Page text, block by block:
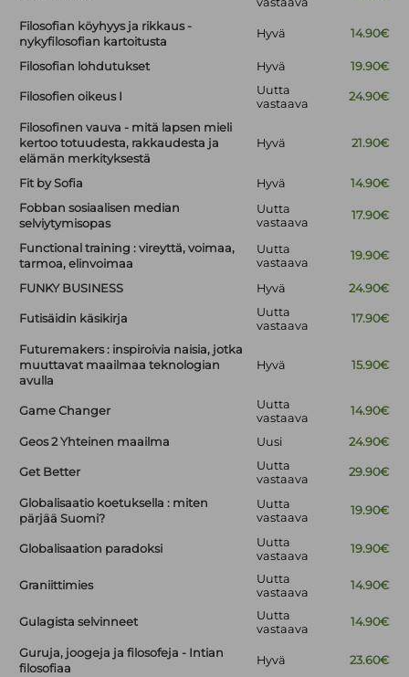
Filosofian köyhyys ja rikkaus -
nykyfilosofian kartoitusta
Hyvä 14.90€
Filosofian lohdutukset Hyvä 19.90€
Filosofien oikeus I
Uutta
vastaava
24.90€
Filosofinen vauva - mitä lapsen mieli
kertoo totuudesta, rakkaudesta ja
elämän merkityksestä
Hyvä 21.90€
Fit by Sofia Hyvä
14.90€
Fobban sosiaalisen median
selviytymisopas
Uutta
vastaava
17.90€
Functional training : vireyttä, voimaa,
tarmoa, elinvoimaa
Uutta
vastaava
19.90€
FUNKY BUSINESS Hyvä 24.90€
Futisäidin käsikirja
Uutta
vastaava
17.90€
Futuremakers : inspiroivia naisia, jotka
muuttavat maailmaa teknologian
avulla
Hyvä 15.90€
Game Changer
Uutta
vastaava
14.90€
Geos 2 Yhteinen maailma Uusi 24.90€
Get Better
Uutta
vastaava
29.90€
Globalisaatio koetuksella : miten
pärjää Suomi?
Uutta
vastaava
19.90€
Globalisaation paradoksi
Uutta
vastaava
19.90€
Graniittimies
Uutta
vastaava
14.90€
Gulagista selvinneet
Uutta
vastaava
14.90€
Guruja, joogeja ja filosofeja - Intian
filosofiaa
Hyvä 23.60€